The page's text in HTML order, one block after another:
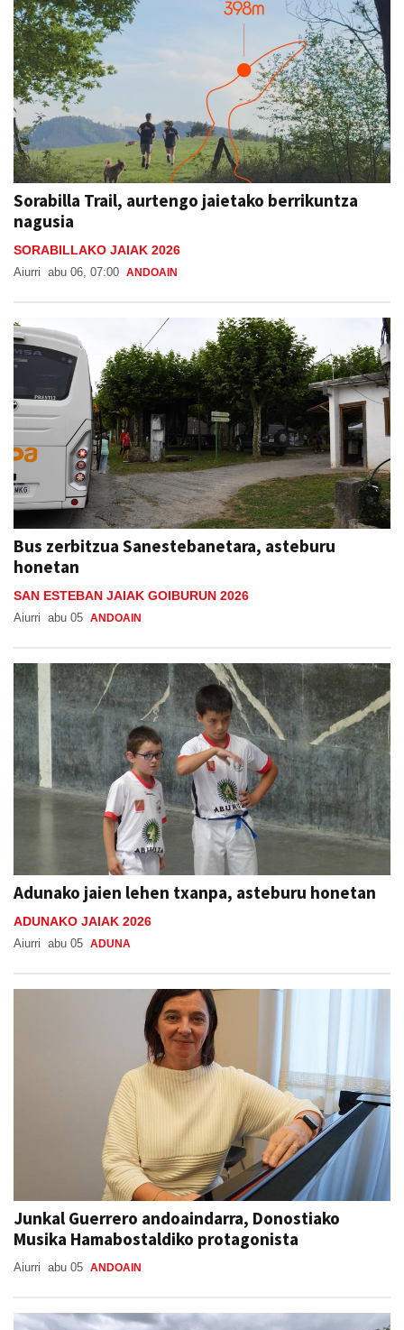
Sorabilla Trail, aurtengo jaietako berrikuntza
nagusia
SORABILLAKO JAIAK 2026
Aiurri abu 06, 07:00 ANDOAIN
Bus zerbitzua Sanestebanetara, asteburu
honetan
SAN ESTEBAN JAIAK GOIBURUN 2026
Aiurri abu 05 ANDOAIN
Adunako jaien lehen txanpa, asteburu honetan
ADUNAKO JAIAK 2026
Aiurri abu 05 ADUNA
Junkal Guerrero andoaindarra, Donostiako
Musika Hamabostaldiko protagonista
Aiurri abu 05 ANDOAIN